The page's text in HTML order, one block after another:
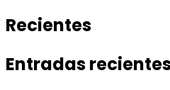
Recientes
Entradas